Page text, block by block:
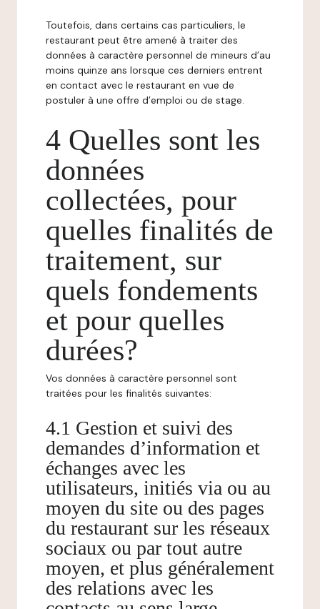
Toutefois, dans certains cas particuliers, le
restaurant peut être amené à traiter des
données à caractère personnel de mineurs d’au
moins quinze ans lorsque ces derniers entrent
en contact avec le restaurant en vue de
postuler à une offre d’emploi ou de stage.
4 Quelles sont les
données
collectées, pour
quelles finalités de
traitement, sur
quels fondements
et pour quelles
durées?
Vos données à caractère personnel sont
traitées pour les finalités suivantes:
4.1 Gestion et suivi des
demandes d’information et
échanges avec les
utilisateurs, initiés via ou au
moyen du site ou des pages
du restaurant sur les réseaux
sociaux ou par tout autre
moyen, et plus généralement
des relations avec les